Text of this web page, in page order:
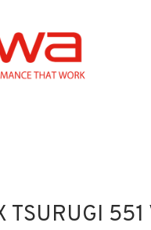
TSURUGI 551